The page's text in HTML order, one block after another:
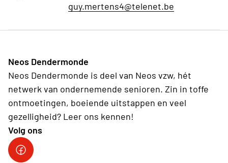
guy.mertens4@telenet.be
Neos Dendermonde
Neos Dendermonde is deel van Neos vzw, hét
netwerk van ondernemende senioren. Zin in toffe
ontmoetingen, boeiende uitstappen en veel
gezelligheid? Leer ons kennen!
Volg ons
Facebook